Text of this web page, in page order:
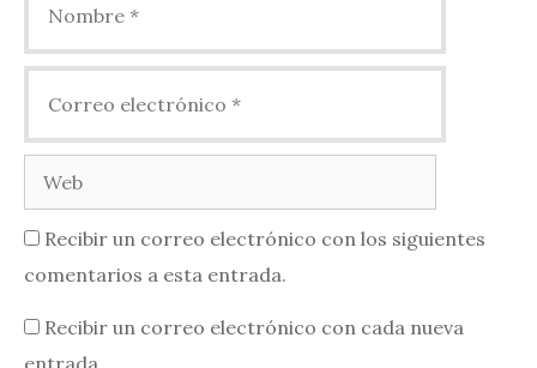
electrónico
Web
Recibir un correo electrónico con los siguientes
comentarios a esta entrada.
Recibir un correo electrónico con cada nueva